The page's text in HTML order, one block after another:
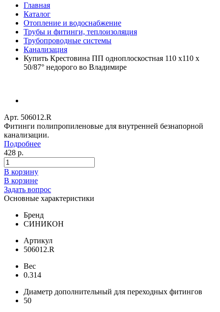
Главная
Каталог
Отопление и водоснабжение
Трубы и фитинги, теплоизоляция
Трубопроводные системы
Канализация
Купить Крестовина ПП одноплоскостная 110 х110 х
50/87° недорого во Владимире
Арт. 506012.R
Фитинги полипропиленовые для внутренней безнапорной
канализации.
Подробнее
428 р.
В корзину
В корзине
Задать вопрос
Основные характеристики
Бренд
СИНИКОН
Артикул
506012.R
Вес
0.314
Диаметр дополнительный для переходных фитингов
50